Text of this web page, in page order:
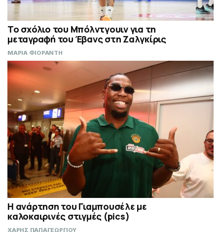
Το σχόλιο του Μπόλντγουιν για τη
μεταγραφή του Έβανς στη Ζαλγκίρις
ΜΑΡΙΑ ΦΙΟΡΑΝΤΗ
Η ανάρτηση του Γιαμπουσέλε με
καλοκαιρινές στιγμές (pics)
ΧΑΡΗΣ ΠΑΠΑΓΕΩΡΓΙΟΥ